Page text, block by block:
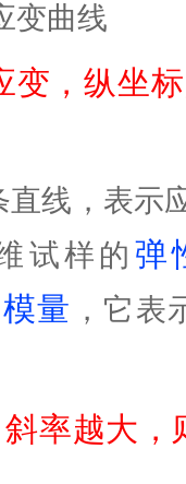
变曲线
变，纵坐
线，表示
试样的 弹
量 ，它表
率越大